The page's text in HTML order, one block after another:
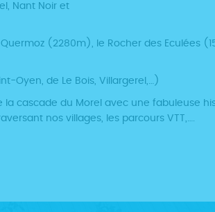
Nant Noir et
(2280m), le Rocher des Eculées
Oyen, de Le Bois, Villargerel,…)
la cascade du Morel avec une fabuleuse
nos villages, les parcours VTT,….